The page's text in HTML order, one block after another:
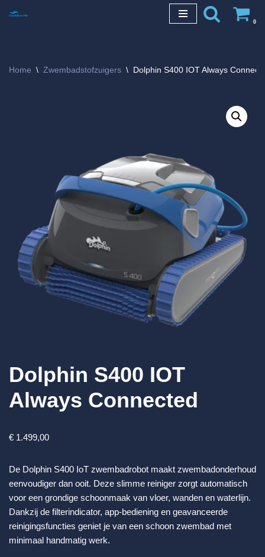
inhoud
0
Home \ Zwembadstofzuigers \ Dolphin S400 IOT Always
Dolphin S400 IOT
Always Connected
€ 1.499,00
De Dolphin S400 IoT zwembadrobot maakt zwembadonderhoud
eenvoudiger dan ooit. Deze slimme reiniger zorgt automatisch
voor een grondige schoonmaak van vloer, wanden en waterlijn.
Dankzij de filterindicator, app-bediening en geavanceerde
reinigingsfuncties geniet je van een schoon zwembad met
minimaal handmatig werk.